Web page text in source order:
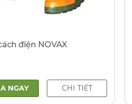
điện NOVAX
NGAY CHI TIẾT